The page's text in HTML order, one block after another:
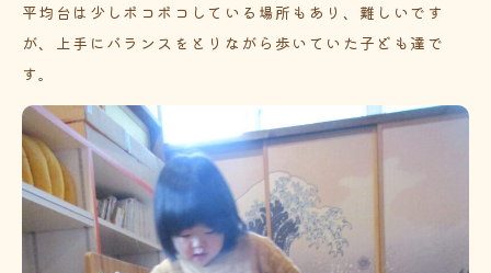
平均台は少しボコボコしている場所もあり、難しいです
が、上手にバランスをとりながら歩いていた子ども達で
す。